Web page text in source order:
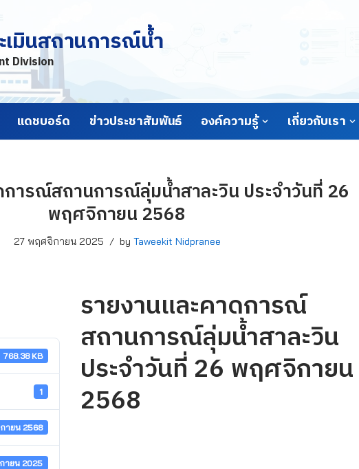
เมินสถานการณ์น้ำ
Division
แดชบอร์ด ข่าวประชาสัมพันธ์ องค์ความรู้ เกี่ยวกับเรา
การณ์สถานการณ์ลุ่มน้ำสาละวิน ประจำวันที่ 26
พฤศจิกายน 2568
27 พฤศจิกายน 2025 by Taweekit Nidpranee
768.38 KB
1
ายน 2568
ายน 2025
รายงานและคาดการณ์
สถานการณ์ลุ่มน้ำสาละวิน
ประจำวันที่ 26 พฤศจิกายน
2568